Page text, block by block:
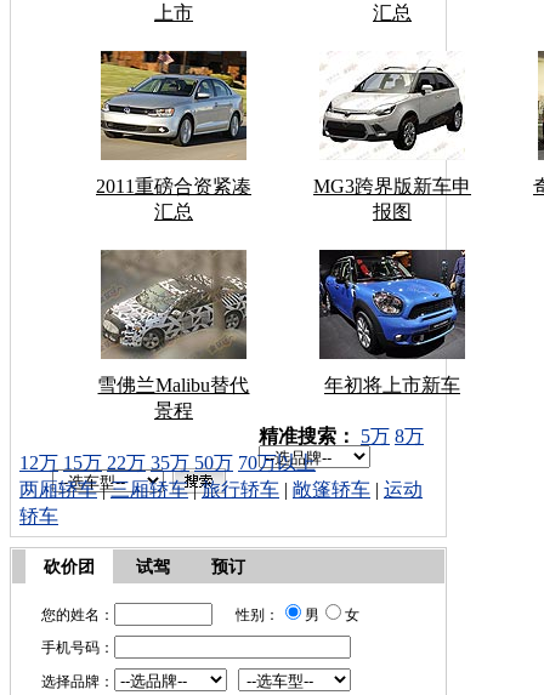
上市
汇总
2011重磅合资紧凑
汇总
MG3跨界版新车申
报图
雪佛兰Malibu替代
景程
年初将上市新车
车型搜索：
精准搜索： 5万 8万
12万 15万 22万 35万 50万 70万以上
两厢轿车|三厢轿车|旅行轿车 | 敞篷轿车 | 运动
轿车
砍价团 试驾 预订
您的姓名： 性别： 男
女
手机号码：
选择品牌：